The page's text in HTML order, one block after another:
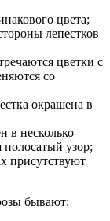
цвета;
лепестков
цветки с
со
окрашена в
в несколько
полосатый узор;
присутствуют
бывают: